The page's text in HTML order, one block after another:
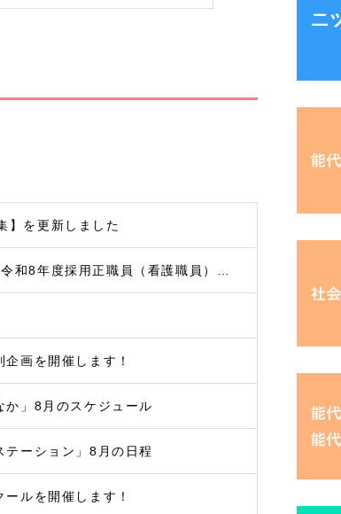
】を更新しました
画を開催します！
か」8月のスケジュール
ーション」8月の日程
ルを開催します！